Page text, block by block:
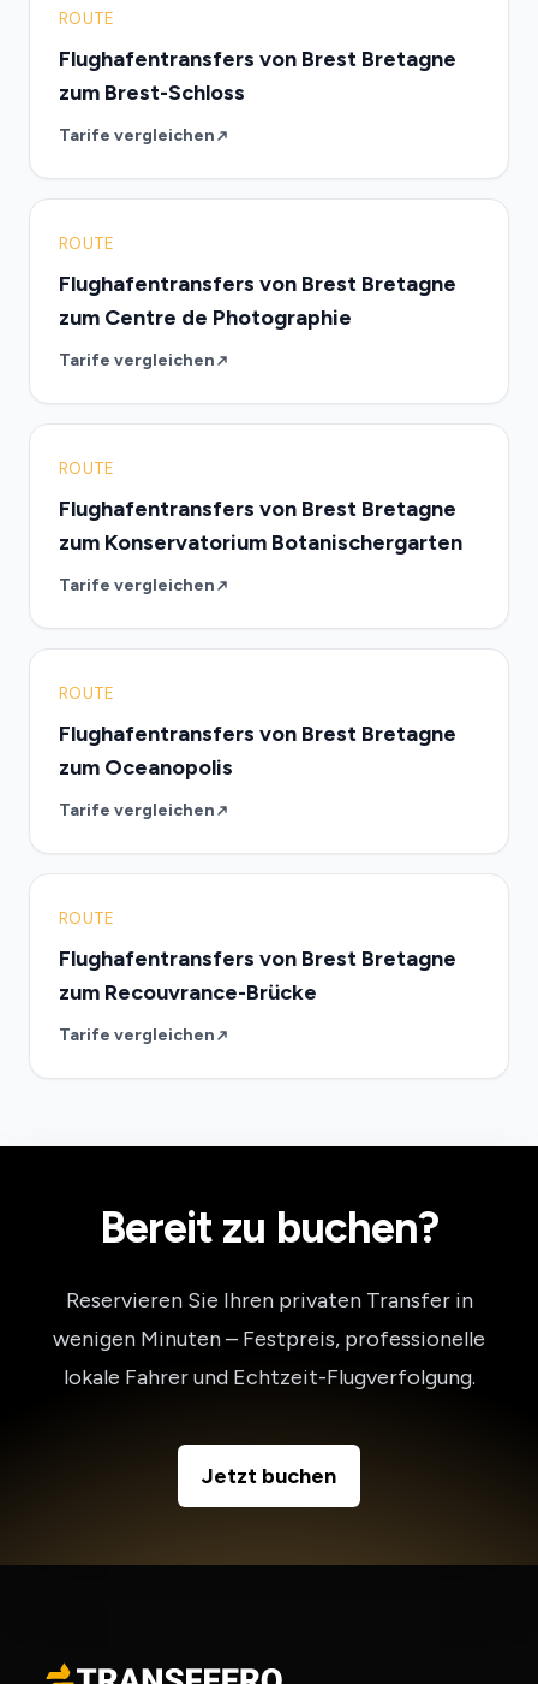
ROUTE
Flughafentransfers von Brest Bretagne
zum Brest-Schloss
Tarife vergleichen
ROUTE
Flughafentransfers von Brest Bretagne
zum Centre de Photographie
Tarife vergleichen
ROUTE
Flughafentransfers von Brest Bretagne
zum Konservatorium Botanischergarten
Tarife vergleichen
ROUTE
Flughafentransfers von Brest Bretagne
zum Oceanopolis
Tarife vergleichen
ROUTE
Flughafentransfers von Brest Bretagne
zum Recouvrance-Brücke
Tarife vergleichen
Bereit zu buchen?
Reservieren Sie Ihren privaten Transfer in
wenigen Minuten – Festpreis, professionelle
lokale Fahrer und Echtzeit-Flugverfolgung.
Jetzt buchen